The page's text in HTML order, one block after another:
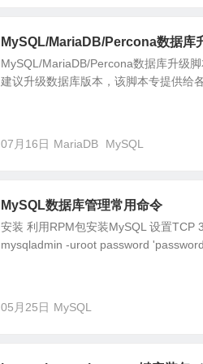
MySQL/MariaDB/Percona数据库
MySQL/MariaDB/Percona数据库升级
建议升级数据库版本，该脚本专提供给
07月16日 MariaDB MySQL
MySQL数据库管理常用命令
安装 利用RPM包安装MySQL 设置
mysqladmin -uroot password
05月25日 MySQL